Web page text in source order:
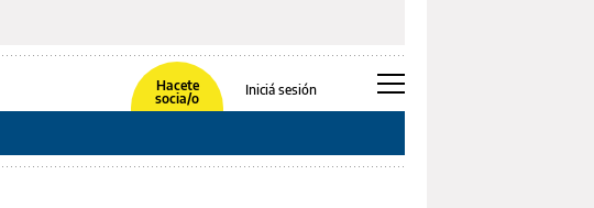
Hacete
socia/o
Iniciá sesión